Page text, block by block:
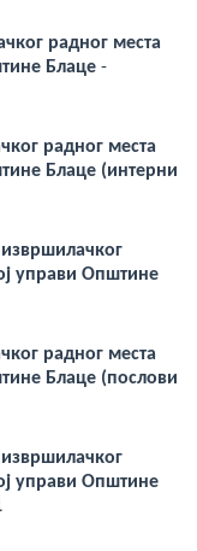
радног места
Блаце -
радног места
Блаце (интерни
управи Oпштине
радног места
Блаце (послови
управи Oпштине